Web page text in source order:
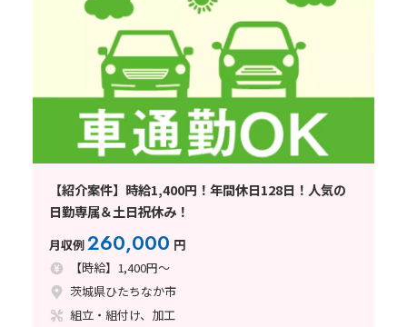
【紹介案件】時給1,400円！年間休日128日！人気の
日勤専属＆土日祝休み！
月収例260,000 円
【時給】1,400円～
茨城県ひたちなか市
組立・組付け、加工